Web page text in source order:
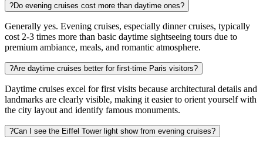
?Do evening cruises cost more than daytime ones?
Generally yes. Evening cruises, especially dinner cruises, typically
cost 2-3 times more than basic daytime sightseeing tours due to
premium ambiance, meals, and romantic atmosphere.
?Are daytime cruises better for first-time Paris visitors?
Daytime cruises excel for first visits because architectural details and
landmarks are clearly visible, making it easier to orient yourself with
the city layout and identify famous monuments.
?Can I see the Eiffel Tower light show from evening cruises?